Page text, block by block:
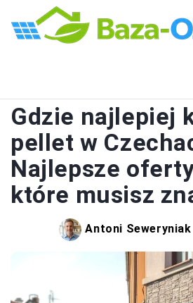
Gdzie najlepiej
pellet w
Najlepsze
które musisz
Antoni Seweryniak